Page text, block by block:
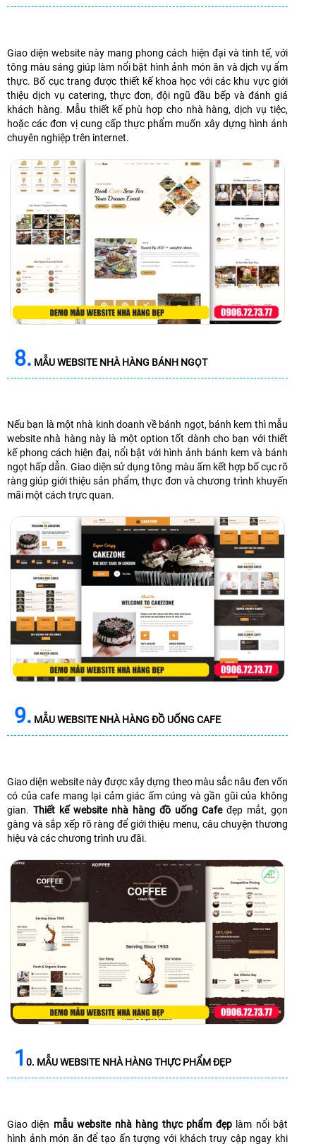
Giao diện website này mang phong cách hiện đại và tinh tế, với
tông màu sáng giúp làm nổi bật hình ảnh món ăn và dịch vụ ẩm
thực. Bố cục trang được thiết kế khoa học với các khu vực giới
thiệu dịch vụ catering, thực đơn, đội ngũ đầu bếp và đánh giá
khách hàng. Mẫu thiết kế phù hợp cho nhà hàng, dịch vụ tiệc,
hoặc các đơn vị cung cấp thực phẩm muốn xây dựng hình ảnh
chuyên nghiệp trên internet.
8. MẪU WEBSITE NHÀ HÀNG BÁNH NGỌT
Nếu bạn là một nhà kinh doanh về bánh ngọt, bánh kem thì mẫu
website nhà hàng này là một option tốt dành cho bạn với thiết
kế phong cách hiện đại, nổi bật với hình ảnh bánh kem và bánh
ngọt hấp dẫn. Giao diện sử dụng tông màu ấm kết hợp bố cục rõ
ràng giúp giới thiệu sản phẩm, thực đơn và chương trình khuyến
mãi một cách trực quan.
9. MẪU WEBSITE NHÀ HÀNG ĐỒ UỐNG CAFE
Giao diện website này được xây dựng theo màu sắc nâu đen vốn
có của cafe mang lại cảm giác ấm cúng và gần gũi của không
gian. Thiết kế website nhà hàng đồ uống Cafeđẹp mắt, gọn
gàng và sắp xếp rõ ràng để giới thiệu menu, câu chuyện thương
hiệu và các chương trình ưu đãi.
1 0. MẪU WEBSITE NHÀ HÀNG THỰC PHẨM ĐẸP
Giao diện mẫu website nhà hàng thực phẩm đẹplàm nổi bật
hình ảnh món ăn để tạo ấn tượng với khách truy cập ngay khi